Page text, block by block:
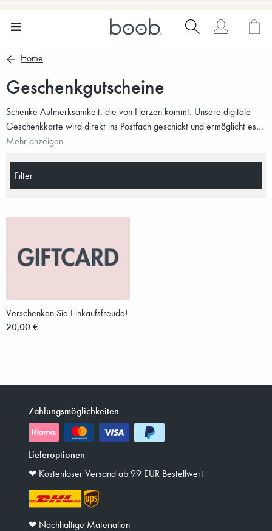
Home
Geschenkgutscheine
Schenke Aufmerksamkeit, die von Herzen kommt. Unsere digitale
Geschenkkarte wird direkt ins Postfach geschickt und ermöglicht es
dem Empfänger, aus weichen, nachhaltigen Favoriten für
liebevolles Geschenk zur Babyshower, für frischgebackene Eltern –
Mehr anzeigen
Filter
Verschenken Sie Einkaufsfreude!
20,00 €
Zahlungsmöglichkeiten
Lieferoptionen
❤︎ Kostenloser Versand ab 99 EUR Bestellwert
❤︎ Nachhaltige Materialien